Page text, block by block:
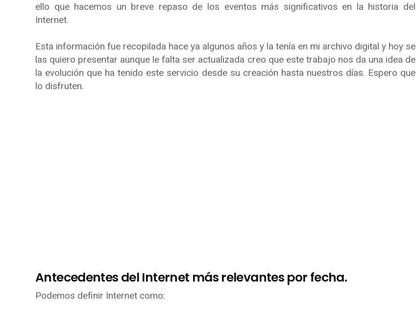
ello que hacemos un breve repaso de los eventos más significativos en la historia del
Internet.
Esta información fue recopilada hace ya algunos años y la tenía en mi archivo digital y hoy se
las quiero presentar aunque le falta ser actualizada creo que este trabajo nos da una idea de
la evolución que ha tenido este servicio desde su creación hasta nuestros días. Espero que
lo disfruten.
Antecedentes del Internet más relevantes por fecha.
Podemos definir Internet como: